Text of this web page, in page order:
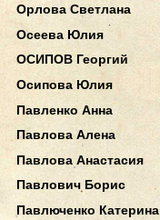
Орлова Светлана
Осеева Юлия
ОСИПОВ Георгий
Осипова Юлия
Павленко Анна
Павлова Алена
Павлова Анастасия
Павлович Борис
Павлюченко Катерина